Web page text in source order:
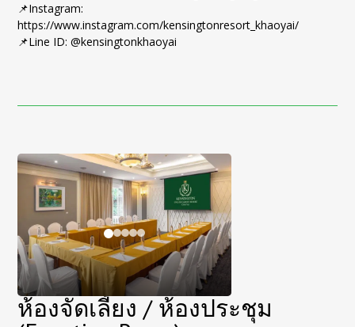
📌Instagram:
https://www.instagram.com/kensingtonresort_khaoyai/
📌Line ID: @kensingtonkhaoyai
ห้องจัดเลี้ยง / ห้องประชุม